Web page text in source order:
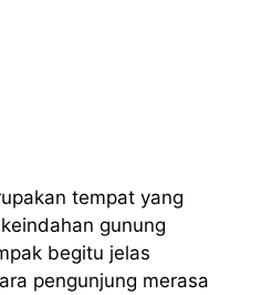
tempat yang
gunung
begitu jelas
pengunjung merasa